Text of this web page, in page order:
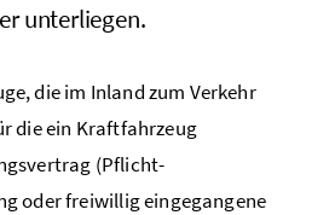
unterliegen.
die im Inland zum Verkehr
die ein Kraftfahrzeug
(Pflicht-
oder freiwillig eingegangene